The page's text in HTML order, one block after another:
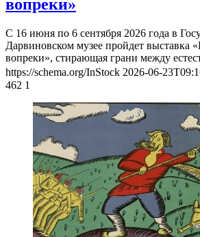
вопреки»
С 16 июня по 6 сентября 2026 года в
Дарвиновском музее пройдет выставка
вопреки», стирающая грани между
https://schema.org/InStock 2026-06-
462 1